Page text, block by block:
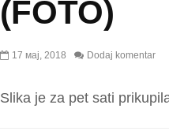
(FOTO)
17 мај, 2018 Dodaj komentar
Slika je za pet sati